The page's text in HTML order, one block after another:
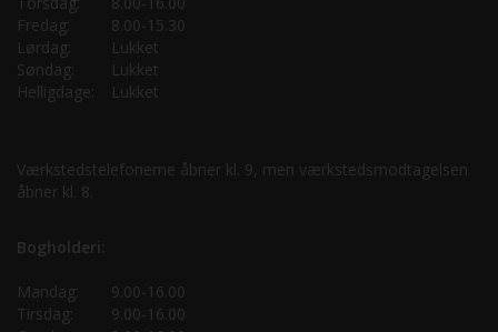
Fredag:
8.00-15.30
Lørdag:
Lukket
Søndag:
Lukket
Helligdage:
Lukket
Værkstedstelefonerne åbner kl. 9, men værkstedsmodtagelsen
åbner kl. 8.
Bogholderi:
Mandag:
9.00-16.00
Tirsdag:
9.00-16.00